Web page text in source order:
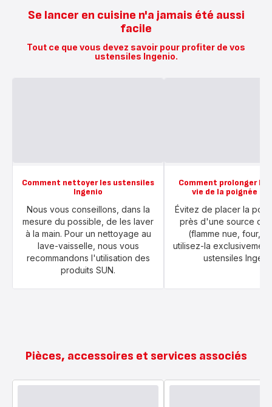
Se lancer en cuisine n'a jamais été aussi
facile
Tout ce que vous devez savoir pour profiter de vos
ustensiles Ingenio.
Comment nettoyer les ustensiles
Ingenio
Nous vous conseillons, dans la
mesure du possible, de les laver
à la main. Pour un nettoyage au
lave-vaisselle, nous vous
recommandons l'utilisation des
produits SUN.
Comment prolonger la
vie de la poignée
Évitez de placer la
près d'une source de
(flamme nue, four,
utilisez-la
ustensiles
Pièces, accessoires et services associés